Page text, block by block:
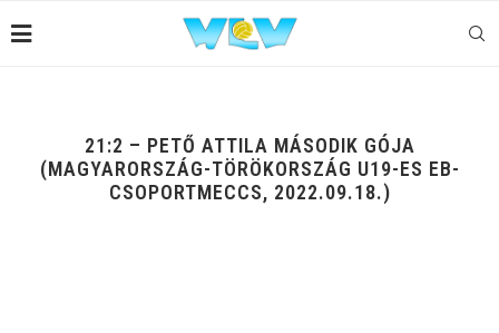
21:2 – PETŐ ATTILA MÁSODIK GÓJA
(MAGYARORSZÁG-TÖRÖKORSZÁG U19-ES EB-
CSOPORTMECCS, 2022.09.18.)